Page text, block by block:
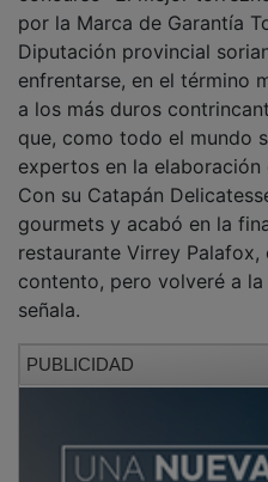
por la Marca de Garantía
Diputación provincial
enfrentarse, en el término
a los más duros
que, como todo el mundo
expertos en la elaboración
Con su Catapán
gourmets y acabó en la
restaurante Virrey Palafox,
contento, pero volveré a la
señala.